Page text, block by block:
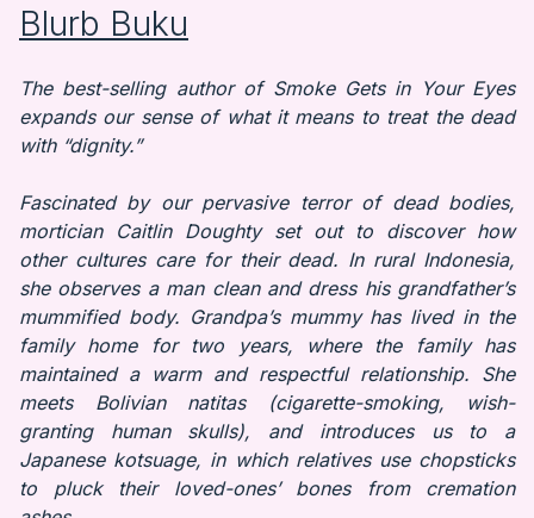
Blurb Buku
The best-selling author of Smoke Gets in Your Eyes
expands our sense of what it means to treat the dead
with “dignity.”
Fascinated by our pervasive terror of dead bodies,
mortician Caitlin Doughty set out to discover how
other cultures care for their dead. In rural Indonesia,
she observes a man clean and dress his grandfather’s
mummified body. Grandpa’s mummy has lived in the
family home for two years, where the family has
maintained a warm and respectful relationship. She
meets Bolivian natitas (cigarette-smoking, wish-
granting human skulls), and introduces us to a
Japanese kotsuage, in which relatives use chopsticks
to pluck their loved-ones’ bones from cremation